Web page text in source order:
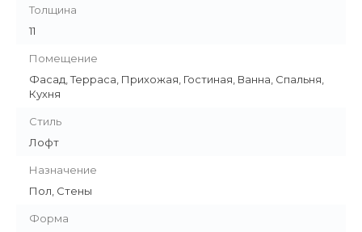
Толщина
11
Помещение
Фасад, Терраса, Прихожая, Гостиная, Ванна, Спальня,
Кухня
Стиль
Лофт
Назначение
Пол, Стены
Форма